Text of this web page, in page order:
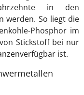
in den
werden. So liegt die
Phosphor im
Stickstoff bei nur
ist.